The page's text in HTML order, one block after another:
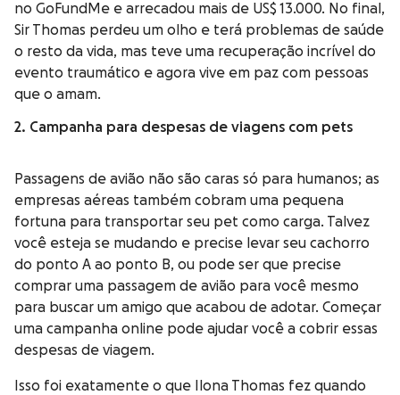
no GoFundMe e arrecadou mais de US$ 13.000. No final,
Sir Thomas perdeu um olho e terá problemas de saúde
o resto da vida, mas teve uma recuperação incrível do
evento traumático e agora vive em paz com pessoas
que o amam.
2. Campanha para despesas de viagens com pets
Passagens de avião não são caras só para humanos; as
empresas aéreas também cobram uma pequena
fortuna para transportar seu pet como carga. Talvez
você esteja se mudando e precise levar seu cachorro
do ponto A ao ponto B, ou pode ser que precise
comprar uma passagem de avião para você mesmo
para buscar um amigo que acabou de adotar. Começar
uma campanha online pode ajudar você a cobrir essas
despesas de viagem.
Isso foi exatamente o que Ilona Thomas fez quando